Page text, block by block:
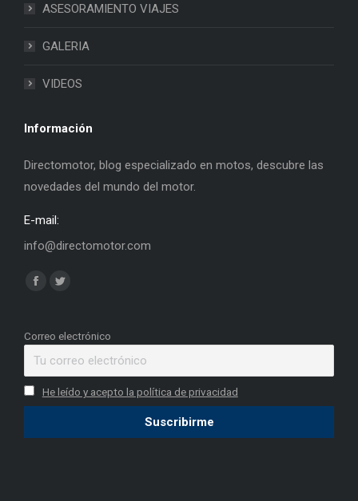
ASESORAMIENTO VIAJES
GALERIA
VIDEOS
Información
Directomotor, blog especializado en motos, descubre las
novedades del mundo del motor.
E-mail:
info@directomotor.com
Find us on:
Facebook
opens
window
Twitter
opens
window
Correo electrónico
He leído y acepto la política de privacidad